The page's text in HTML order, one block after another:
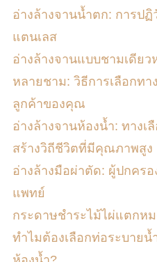
อ่างล้างจานน้ำตก: การป
แตนเลส
อ่างล้างจานแบบชามเดีย
หลายชาม: วิธีการเลือกท
ลูกค้าของคุณ
อ่างล้างจานห้องน้ำ: ทางเ
สร้างวิถีชีวิตที่มีคุณภาพสูง
อ่างล้างมือผ่าตัด: ผู้ปกคร
แพทย์
กระดาษชำระไม้ไผ่แตกห
ทำไมต้องเลือกท่อระบายน้